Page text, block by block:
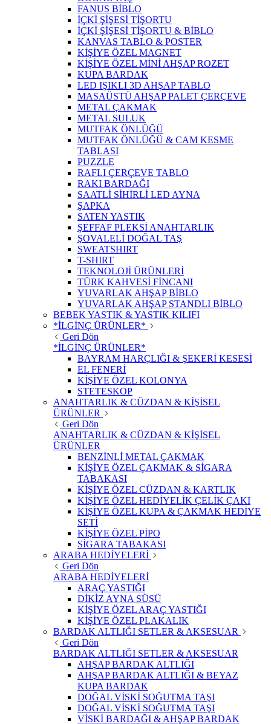
FANUS BİBLO
İÇKİ ŞİŞESİ TİŞORTU
İÇKİ ŞİŞESİ TİŞORTU & BİBLO
KANVAS TABLO & POSTER
KİŞİYE ÖZEL MAGNET
KİŞİYE ÖZEL MİNİ AHŞAP ROZET
KUPA BARDAK
LED IŞIKLI 3D AHŞAP TABLO
MASAÜSTÜ AHŞAP PALET ÇERÇEVE
METAL ÇAKMAK
METAL SULUK
MUTFAK ÖNLÜĞÜ
MUTFAK ÖNLÜĞÜ & CAM KESME
TABLASI
PUZZLE
RAFLI ÇERÇEVE TABLO
RAKI BARDAĞI
SAATLİ SİHİRLİ LED AYNA
ŞAPKA
SATEN YASTIK
ŞEFFAF PLEKSİ ANAHTARLIK
ŞOVALELİ DOĞAL TAŞ
SWEATSHIRT
T-SHIRT
TEKNOLOJİ ÜRÜNLERİ
TÜRK KAHVESİ FİNCANI
YUVARLAK AHŞAP BİBLO
YUVARLAK AHŞAP STANDLI BİBLO
BEBEK YASTIK & YASTIK KILIFI
*İLGİNÇ ÜRÜNLER*
Geri Dön
*İLGİNÇ ÜRÜNLER*
BAYRAM HARÇLIĞI & ŞEKERİ KESESİ
EL FENERİ
KİŞİYE ÖZEL KOLONYA
STETESKOP
ANAHTARLIK & CÜZDAN & KİŞİSEL
ÜRÜNLER
Geri Dön
ANAHTARLIK & CÜZDAN & KİŞİSEL
ÜRÜNLER
BENZİNLİ METAL ÇAKMAK
KİŞİYE ÖZEL ÇAKMAK & SİGARA
TABAKASI
KİŞİYE ÖZEL CÜZDAN & KARTLIK
KİŞİYE ÖZEL HEDİYELİK ÇELİK ÇAKI
KİŞİYE ÖZEL KUPA & ÇAKMAK HEDİYE
SETİ
KİŞİYE ÖZEL PİPO
SİGARA TABAKASI
ARABA HEDİYELERİ
Geri Dön
ARABA HEDİYELERİ
ARAÇ YASTIĞI
DİKİZ AYNA SÜSÜ
KİŞİYE ÖZEL ARAÇ YASTIĞI
KİŞİYE ÖZEL PLAKALIK
BARDAK ALTLIĞI SETLER & AKSESUAR
Geri Dön
BARDAK ALTLIĞI SETLER & AKSESUAR
AHŞAP BARDAK ALTLIĞI
AHŞAP BARDAK ALTLIĞI & BEYAZ
KUPA BARDAK
DOĞAL VİSKİ SOĞUTMA TAŞI
DOĞAL VİSKİ SOĞUTMA TAŞI
VİSKİ BARDAĞI & AHŞAP BARDAK